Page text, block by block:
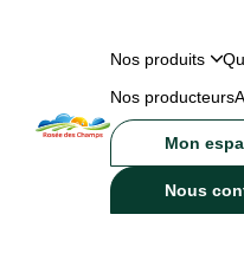
Nos produits
Nos producteurs
Mon
Nous